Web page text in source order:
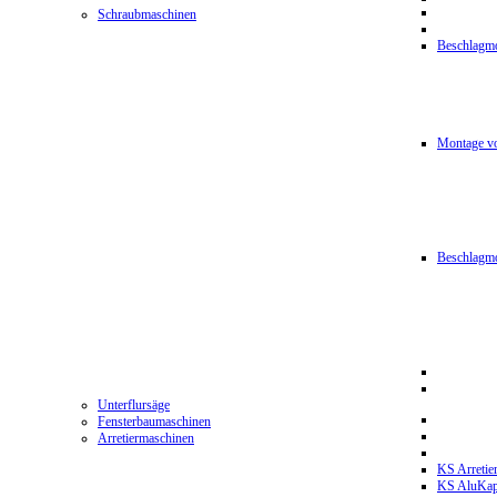
Schraubmaschinen
Montage
Unterflursäge
Fensterbaumaschinen
Arretiermaschinen
KS
KS